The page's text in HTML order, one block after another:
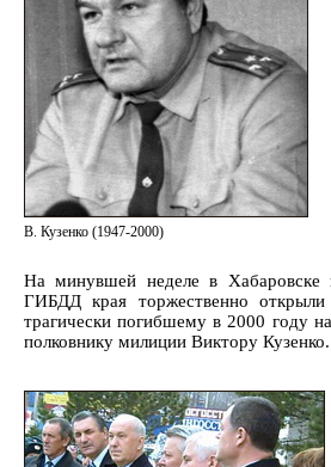
В. Кузенко (1947-2000)
На минувшей неделе в Хабаровске
ГИБДД края торжественно
трагически погибшему в 2000 году
полковнику милиции Виктору Кузенко.